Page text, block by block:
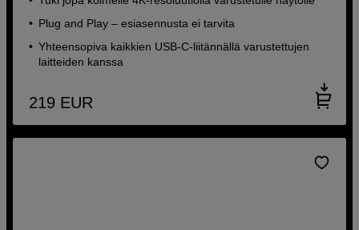
Plug and Play – esiasennusta ei tarvita
Yhteensopiva kaikkien USB-C-liitännällä varustettujen
laitteiden kanssa
219 EUR